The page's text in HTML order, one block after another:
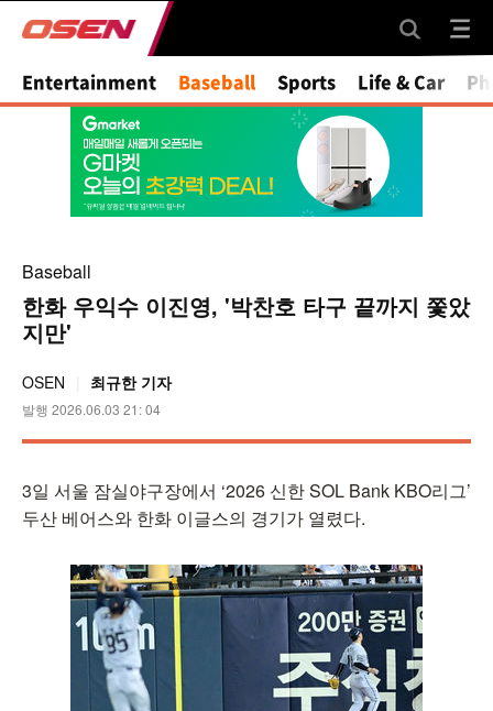
Mute
Entertainment Baseball Sports Life & Car
Baseball
한화 우익수 이진영, '박찬호 타구 끝까지 쫓았
지만'
OSEN 최규한 기자
발행 2026.06.03 21: 04
3일 서울 잠실야구장에서 ‘2026 신한 SOL Bank KBO리그’
두산 베어스와 한화 이글스의 경기가 열렸다.